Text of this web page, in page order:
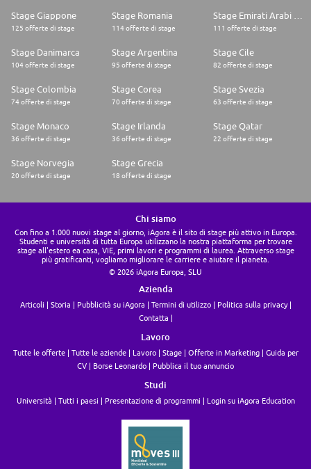
Stage Giappone
125 offerte di stage
Stage Romania
114 offerte di stage 111 offerte di stage
Stage Danimarca
104 offerte di stage
Stage Argentina
95 offerte di stage
Stage Cile
82 offerte di stage
Stage Colombia
74 offerte di stage
Stage Corea
70 offerte di stage
Stage Svezia
63 offerte di stage
Stage Monaco
36 offerte di stage
Stage Irlanda
36 offerte di stage
Stage Qatar
22 offerte di stage
Stage Norvegia
20 offerte di stage
Stage Grecia
18 offerte di stage
Chi siamo
Con fino a 1.000 nuovi stage al giorno, iAgora è il sito di stage più attivo in Europa.
Studenti e università di tutta Europa utilizzano la nostra piattaforma per trovare
stage all'estero ea casa, VIE, primi lavori e programmi di laurea. Attraverso stage
più gratificanti, vogliamo migliorare le carriere e aiutare il pianeta.
© 2026 iAgora Europa, SLU
Azienda
Articoli Storia Pubblicità su iAgora Termini di utilizzo
Politica sulla privacy
Contatta
Lavoro
Tutte le offerte Tutte le aziende Lavoro Stage Offerte in Marketing
Guida per
CV
Borse Leonardo Pubblica il tuo annuncio
Studi
Università Tutti i paesi Presentazione di programmi Login su iAgora Education